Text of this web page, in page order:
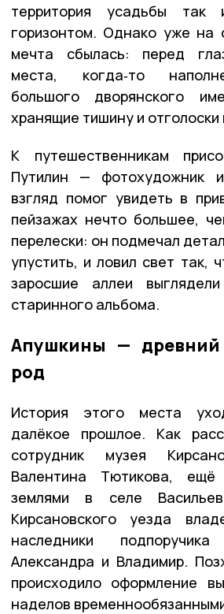
территория усадьбы так
горизонтом. Однако уже на
мечта сбылась: перед
места, когда‑то
большого дворянского
хранящие тишину и
К путешественникам
Путилин — фотохудожник
взгляд помог увидеть в
пейзажах нечто большее,
перелески: он подмечал
упустить, и ловил свет так,
заросшие аллеи
старинного альбома.
Апушкины — древний
род
История этого места
далёкое прошлое. Как
сотрудник музея
Валентина Тютикова,
землями в селе
Кирсановского уезда
наследники
Александра и Владимир.
происходило оформление
наделов